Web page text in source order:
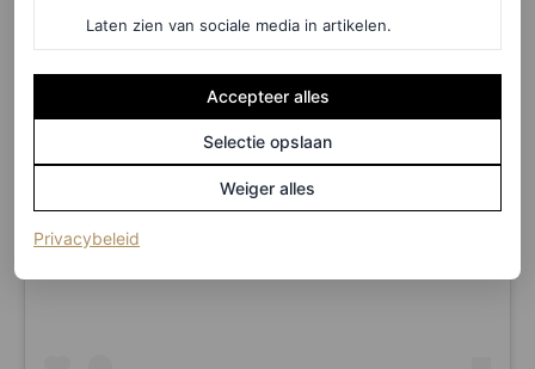
Laten zien van sociale media in artikelen.
Accepteer alles
Selectie opslaan
Weiger alles
Privacybeleid